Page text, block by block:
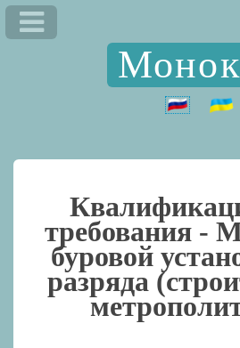
требования -
буровой
разряда